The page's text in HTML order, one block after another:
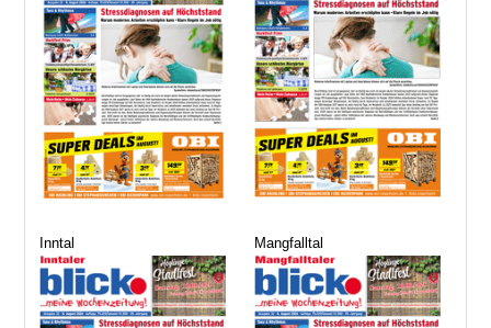
Inntal Mangfalltal